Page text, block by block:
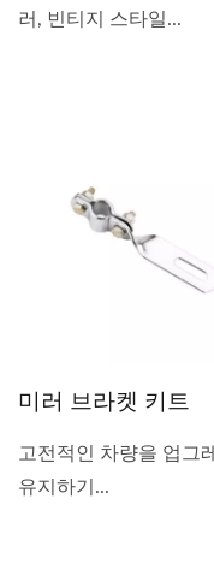
러, 빈티지 스타일...
미러 브라켓 키트
고전적인 차량을 업그
유지하기...